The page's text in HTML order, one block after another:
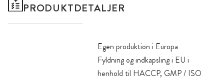
PRODUKTDETALJER
Egen produktion i Europa
Fyldning og indkapsling i EU i
henhold til HACCP, GMP / ISO